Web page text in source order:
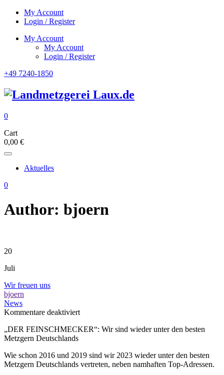
My Account
Login / Register
My Account
My Account
Login / Register
+49 7240-1850
0
Cart
0,00 €
Aktuelles
0
Author: bjoern
20
Juli
Wir freuen uns
bjoern
News
Kommentare deaktiviertfür
freuen
„DER FEINSCHMECKER“: Wir sind wieder unter den besten
Metzgern Deutschlands
Wie schon 2016 und 2019 sind wir 2023 wieder unter den besten
Metzgern Deutschlands vertreten, neben namhaften Top-Adressen.